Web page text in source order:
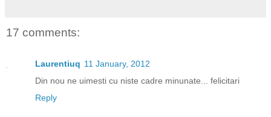
17 comments:
Laurentiuq 11 January, 2012
Din nou ne uimesti cu niste cadre minunate... felicitari
Reply